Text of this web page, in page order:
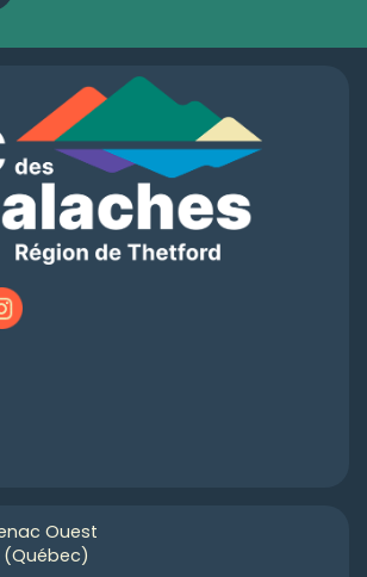
Ouest
(Québec)